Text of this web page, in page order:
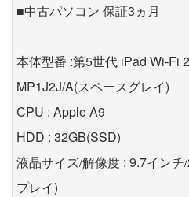
■中古パソコン 保証3ヵ月
本体型番 :第5世代 iPad Wi-Fi
MP1J2J/A(スペースグレイ)
CPU : Apple A9
HDD : 32GB(SSD)
液晶サイズ/解像度 : 9.7イン
プレイ)